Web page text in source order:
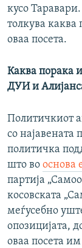
кусо
толкува каква
оваа посета.
Каква порака
ДУИ и
Политичкиот
со најавената
политичка
што во основа
партија
косовската
меѓусебно
опозицијата,
оваа посета